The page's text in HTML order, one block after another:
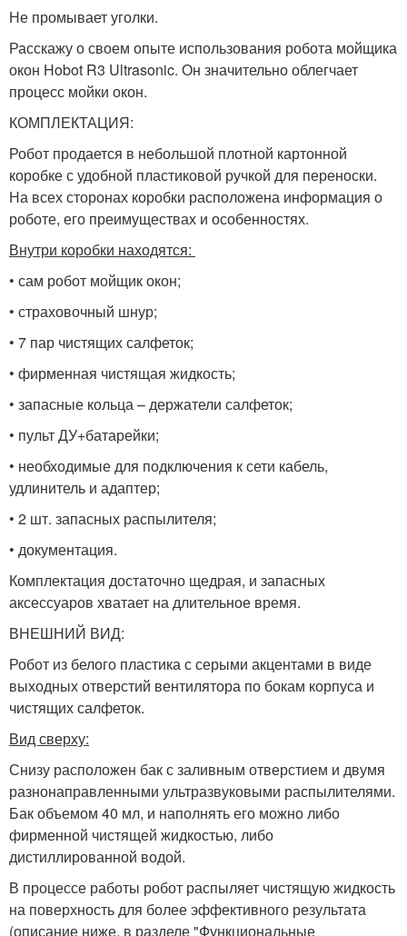
Не промывает уголки.
Расскажу о своем опыте использования робота мойщика
окон Hobot R3 Ultrasonic. Он значительно облегчает
процесс мойки окон.
КОМПЛЕКТАЦИЯ:
Робот продается в небольшой плотной картонной
коробке с удобной пластиковой ручкой для переноски.
На всех сторонах коробки расположена информация о
роботе, его преимуществах и особенностях.
Внутри коробки находятся:
• сам робот мойщик окон;
• страховочный шнур;
• 7 пар чистящих салфеток;
• фирменная чистящая жидкость;
• запасные кольца – держатели салфеток;
• пульт ДУ+батарейки;
• необходимые для подключения к сети кабель,
удлинитель и адаптер;
• 2 шт. запасных распылителя;
• документация.
Комплектация достаточно щедрая, и запасных
аксессуаров хватает на длительное время.
ВНЕШНИЙ ВИД:
Робот из белого пластика с серыми акцентами в виде
выходных отверстий вентилятора по бокам корпуса и
чистящих салфеток.
Вид сверху:
Снизу расположен бак с заливным отверстием и двумя
разнонаправленными ультразвуковыми распылителями.
Бак объемом 40 мл, и наполнять его можно либо
фирменной чистящей жидкостью, либо
дистиллированной водой.
В процессе работы робот распыляет чистящую жидкость
на поверхность для более эффективного результата
(описание ниже, в разделе "Функциональные